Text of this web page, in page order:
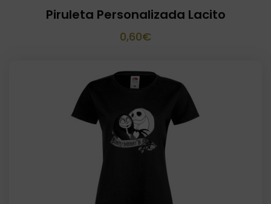
Piruleta Personalizada Lacito
0,60€